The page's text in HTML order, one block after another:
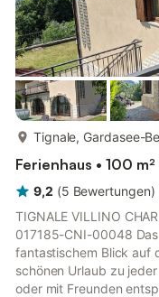
Tignale, Gardasee-
Ferienhaus • 100
9,2 (5 Bewertungen)
TIGNALE VILLINO
017185-CNI-00048
fantastischem Blick auf
schönen Urlaub zu
oder mit Freunden